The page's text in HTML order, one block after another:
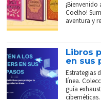
Coelho!
aventura y
Libros
en sus
Estrategias
línea.
guía
cibernéticas.